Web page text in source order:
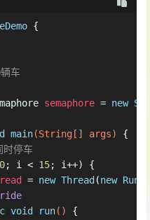
{
车
semaphore = new
main(String[] args)
{
停车
0; i < 15; i++) {
= new Thread (new
void run()
{